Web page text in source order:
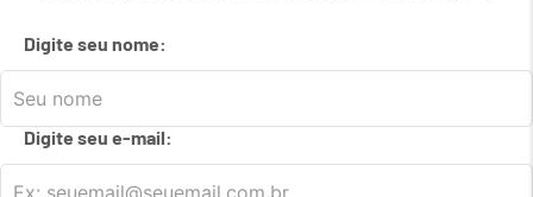
Digite seu nome:
Digite seu e-mail: